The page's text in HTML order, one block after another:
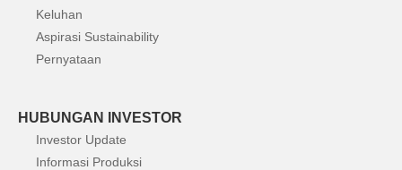
Keluhan
Aspirasi Sustainability
Pernyataan
HUBUNGAN INVESTOR
Investor Update
Informasi Produksi